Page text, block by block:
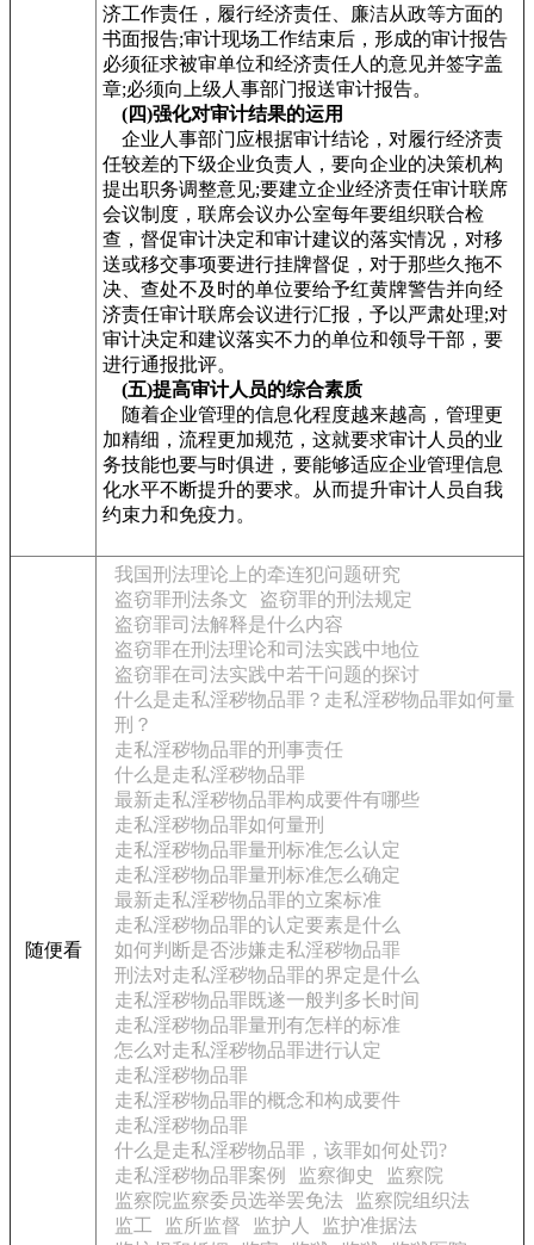
济工作责任，履行经济责任、廉洁从政等方面的
书面报告;审计现场工作结束后，形成的审计报告
必须征求被审单位和经济责任人的意见并签字盖
章;必须向上级人事部门报送审计报告。
(四)强化对审计结果的运用
企业人事部门应根据审计结论，对履行经济责
任较差的下级企业负责人，要向企业的决策机构
提出职务调整意见;要建立企业经济责任审计联席
会议制度，联席会议办公室每年要组织联合检
查，督促审计决定和审计建议的落实情况，对移
送或移交事项要进行挂牌督促，对于那些久拖不
决、查处不及时的单位要给予红黄牌警告并向经
济责任审计联席会议进行汇报，予以严肃处理;对
审计决定和建议落实不力的单位和领导干部，要
进行通报批评。
(五)提高审计人员的综合素质
随着企业管理的信息化程度越来越高，管理更
加精细，流程更加规范，这就要求审计人员的业
务技能也要与时俱进，要能够适应企业管理信息
化水平不断提升的要求。从而提升审计人员自我
约束力和免疫力。
随便看
我国刑法理论上的牵连犯问题研究
盗窃罪刑法条文
盗窃罪的刑法规定
盗窃罪司法解释是什么内容
盗窃罪在刑法理论和司法实践中地位
盗窃罪在司法实践中若干问题的探讨
什么是走私淫秽物品罪？走私淫秽物品罪如何量
刑？
走私淫秽物品罪的刑事责任
什么是走私淫秽物品罪
最新走私淫秽物品罪构成要件有哪些
走私淫秽物品罪如何量刑
走私淫秽物品罪量刑标准怎么认定
走私淫秽物品罪量刑标准怎么确定
最新走私淫秽物品罪的立案标准
走私淫秽物品罪的认定要素是什么
如何判断是否涉嫌走私淫秽物品罪
刑法对走私淫秽物品罪的界定是什么
走私淫秽物品罪既遂一般判多长时间
走私淫秽物品罪量刑有怎样的标准
怎么对走私淫秽物品罪进行认定
走私淫秽物品罪
走私淫秽物品罪的概念和构成要件
走私淫秽物品罪
什么是走私淫秽物品罪，该罪如何处罚?
走私淫秽物品罪案例
监察御史
监察院
监察院监察委员选举罢免法
监察院组织法
监工
监所监督 监护人
监护准据法